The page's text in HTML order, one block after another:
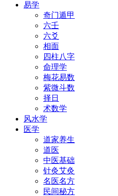
易学
奇门遁甲
六壬
六爻
相面
四柱八字
命理学
梅花易数
紫微斗数
择日
术数学
风水学
医学
道家养生
道医
中医基础
针灸艾灸
名医名方
民间秘方